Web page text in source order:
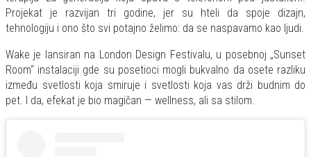
Projekat je razvijan tri godine, jer su hteli da spoje dizajn,
tehnologiju i ono što svi potajno želimo: da se naspavamo kao ljudi.
Wake je lansiran na London Design Festivalu, u posebnoj „Sunset
Room“ instalaciji gde su posetioci mogli bukvalno da osete razliku
između svetlosti koja smiruje i svetlosti koja vas drži budnim do
pet. I da, efekat je bio magičan — wellness, ali sa stilom.